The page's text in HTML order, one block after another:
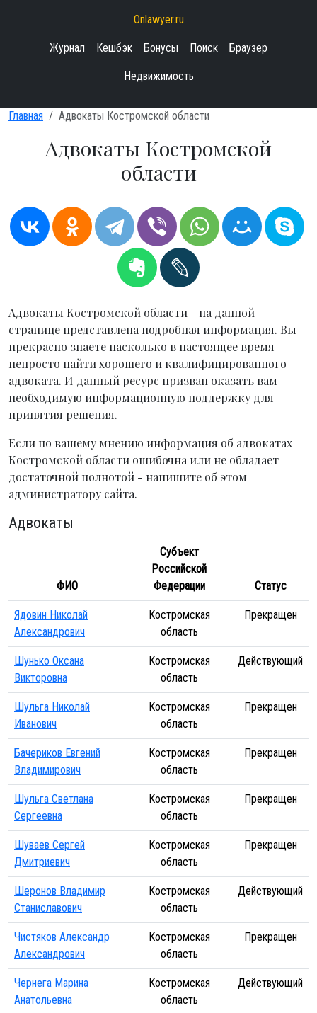
Onlawyer.ru
Журнал Кешбэк Бонусы Поиск Браузер
Недвижимость
Главная Адвокаты Костромской области
Адвокаты Костромской
области
Адвокаты Костромской области - на данной
странице представлена подробная информация. Вы
прекрасно знаете насколько в настоящее время
непросто найти хорошего и квалифицированного
адвоката. И данный ресурс призван оказать вам
необходимую информационную поддержку для
принятия решения.
Если по вашему мнению информация об адвокатах
Костромской области ошибочна или не обладает
достаточной полнотой - напишите об этом
администратору сайта.
Адвокаты
ФИО
Субъект
Российской
Федерации
Статус
Ядовин Николай
Александрович
Костромская
область
Прекращен
Шунько Оксана
Викторовна
Костромская
область
Действующий
Шульга Николай
Иванович
Костромская
область
Прекращен
Бачериков Евгений
Владимирович
Костромская
область
Прекращен
Шульга Светлана
Сергеевна
Костромская
область
Прекращен
Шуваев Сергей
Дмитриевич
Костромская
область
Прекращен
Шеронов Владимир
Станиславович
Костромская
область
Действующий
Чистяков Александр
Александрович
Костромская
область
Прекращен
Чернега Марина
Анатольевна
Костромская
область
Действующий